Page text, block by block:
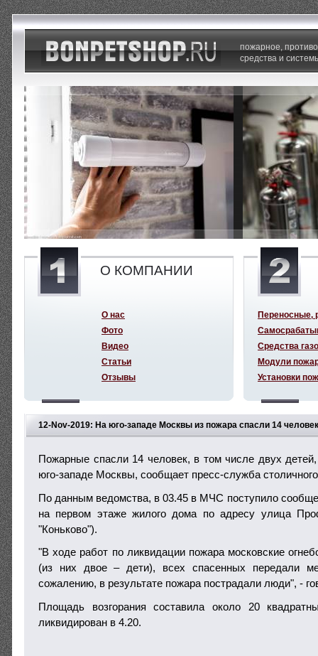
12-Nov-2019: На юго-западе Москвы из пожара спасли 14 человек
Пожарные спасли 14 человек, в том числе двух
юго-западе Москвы, сообщает пресс-служба
По данным ведомства, в 03.45 в МЧС поступило
на первом этаже жилого дома по адресу улица
"Коньково").
"В ходе работ по ликвидации пожара московские
(из них двое – дети), всех спасенных передали
сожалению, в результате пожара пострадали люди", -
Площадь возгорания составила около 20
ликвидирован в 4.20.
пожарное,
средства и
О КОМПАНИИ
О нас
Фото
Видео
Статьи
Отзывы
Переносные,
Средства
Модули
Установки